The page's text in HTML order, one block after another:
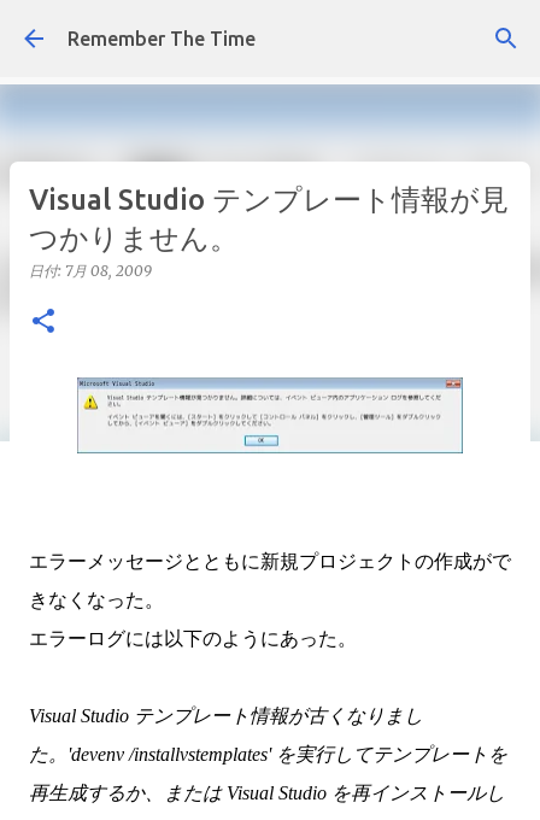
スキップしてメイン コンテンツに移動
Remember The Time
Visual Studio テンプレート情報が見
つかりません。
日付: 7月 08, 2009
エラーメッセージとともに新規プロジェクトの作成がで
きなくなった。
エラーログには以下のようにあった。
Visual Studio テンプレート情報が古くなりまし
た。'devenv /installvstemplates' を実行してテンプレートを
再生成するか、または Visual Studio を再インストールし